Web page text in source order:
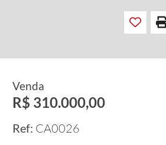
Venda
R$ 310.000,00
Ref: CA0026